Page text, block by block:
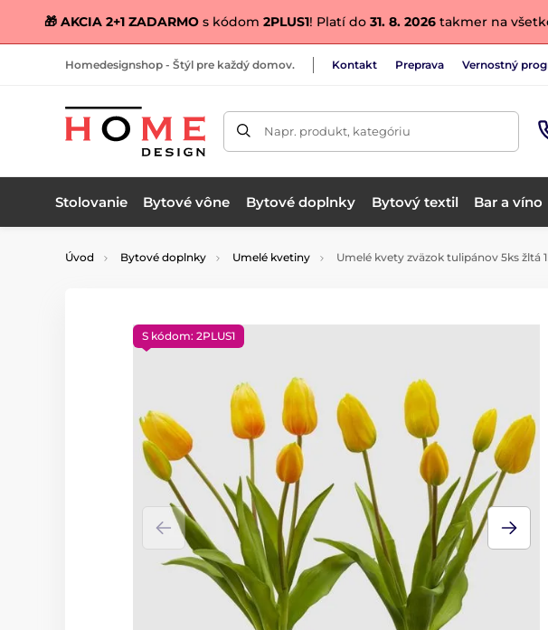
🎁 AKCIA 2+1 ZADARMO s kódom 2PLUS1! Platí do 31. 8. 2026 takmer na
Homedesignshop - Štýl pre každý domov. Kontakt Preprava Vernostný
Napr. produkt, kategóriu
Stolovanie Bytové vône Bytové doplnky Bytový textil Bar a víno
Úvod Bytové doplnky Umelé kvetiny Umelé kvety zväzok tulipánov 5ks žltá
S kódom: 2PLUS1